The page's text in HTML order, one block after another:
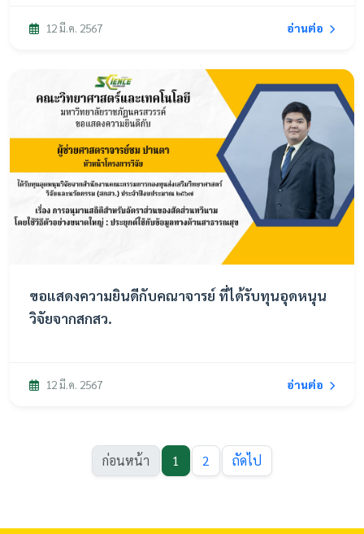
12 มี.ค. 2567 อ่านต่อ
ขอแสดงความยินดีกับคณาจารย์ ที่ได้รับทุนอุดหนุน
วิจัยจากสกสว.
12 มี.ค. 2567 อ่านต่อ
ก่อนหน้า 1 2 ถัดไป